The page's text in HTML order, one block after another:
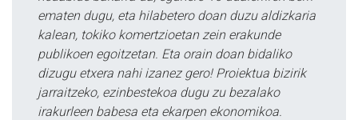
ematen dugu, eta hilabetero doan duzu aldizkaria
kalean, tokiko komertzioetan zein erakunde
publikoen egoitzetan. Eta orain doan bidaliko
dizugu etxera nahi izanez gero! Proiektua bizirik
jarraitzeko, ezinbestekoa dugu zu bezalako
irakurleen babesa eta ekarpen ekonomikoa.